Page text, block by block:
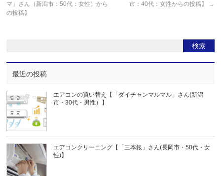
マ」さん（新潟市：50代：女性）から
の投稿】
市：40代：女性からの投稿】
→
最近の投稿
エアコンの買い替え【「ダイチャンマルマル」さん(新潟
市・30代・男性）】
エアコンクリーニング【「三本銀」さん(長岡市・50代・女
性)】